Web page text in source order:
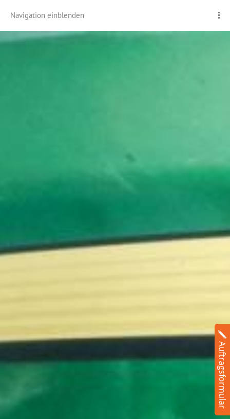
Navigation einblenden
Auftragsformular